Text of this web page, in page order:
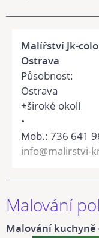
Malířství Jk-
Ostrava
Působnost:
Ostrava
+široké okolí
•
Mob.: 736 641
info@malirstvi-
Malování
Malování